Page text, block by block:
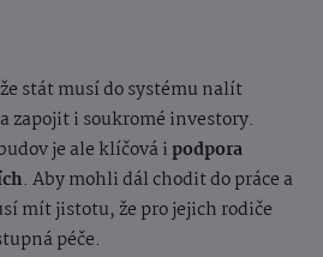
stát musí do systému nalít
zapojit i soukromé investory.
je ale klíčová i podpora
. Aby mohli dál chodit do práce a
mít jistotu, že pro jejich rodiče
péče.